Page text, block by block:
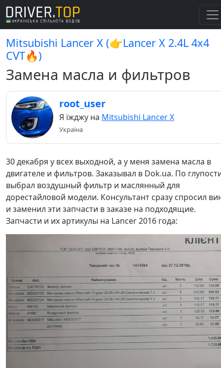
Mitsubishi Lancer X (👉Lancer X 2.4L 4x4
CVT🔥)
Замена масла и фильтров
root_user
Я їжджу на Mitsubishi Lancer X
Україна
30 декабря у всех выходной, а у меня замена масла в
двигателе и фильтров. Заказывал в Dok.ua. По
выбрал воздушный фильтр и маслянный для
дорестайловой модели. Консультант сразу спросил
и заменил эти запчасти в заказе на подходящие.
Запчасти и их артикулы на Lancer 2016 года: